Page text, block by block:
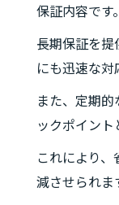
保証内容です。
長期保証を提
にも迅速な対
また、定期
ックポイント
これにより
減させられま